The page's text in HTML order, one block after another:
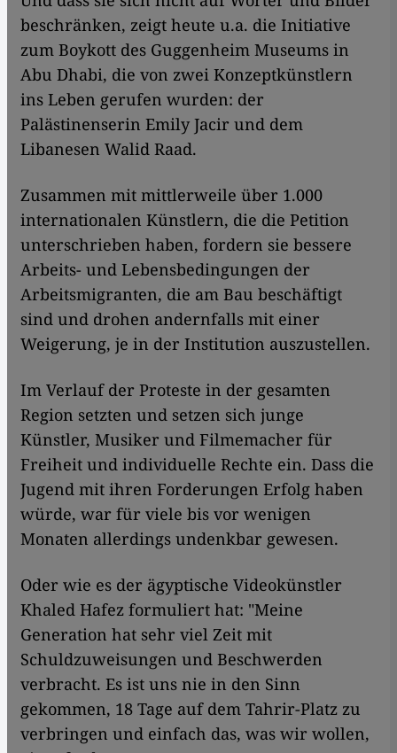
beschränken, zeigt heute u.a. die Initiative
zum Boykott des Guggenheim Museums in
Abu Dhabi, die von zwei Konzeptkünstlern
ins Leben gerufen wurden: der
Palästinenserin Emily Jacir und dem
Libanesen Walid Raad.
Zusammen mit mittlerweile über 1.000
internationalen Künstlern, die die Petition
unterschrieben haben, fordern sie bessere
Arbeits- und Lebensbedingungen der
Arbeitsmigranten, die am Bau beschäftigt
sind und drohen andernfalls mit einer
Weigerung, je in der Institution auszustellen.
Im Verlauf der Proteste in der gesamten
Region setzten und setzen sich junge
Künstler, Musiker und Filmemacher für
Freiheit und individuelle Rechte ein. Dass die
Jugend mit ihren Forderungen Erfolg haben
würde, war für viele bis vor wenigen
Monaten allerdings undenkbar gewesen.
Oder wie es der ägyptische Videokünstler
Khaled Hafez formuliert hat: "Meine
Generation hat sehr viel Zeit mit
Schuldzuweisungen und Beschwerden
verbracht. Es ist uns nie in den Sinn
gekommen, 18 Tage auf dem Tahrir-Platz zu
verbringen und einfach das, was wir wollen,